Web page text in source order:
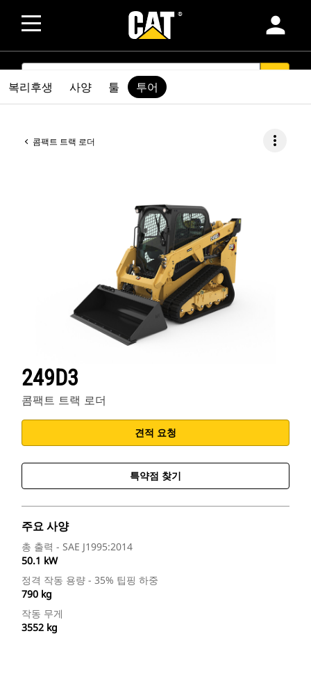
person
SEARCH
콤팩트 트랙 로더 more_vert
249D3
콤팩트 트랙 로더
견적 요청
특약점 찾기
주요 사양
총 출력 - SAE J1995:2014
50.1 kW
정격 작동 용량 - 35% 팁핑 하중
790 kg
작동 무게
3552 kg
복리후생 사양 툴 투어